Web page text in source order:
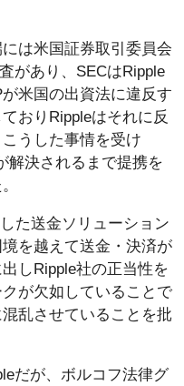
は米国証券取引委員会
があり、SECはRipple
米国の出資法に違反す
おりRippleはそれに反
うした事情を受け
解決されるまで提携を
た送金ソリューション
境を越えて送金・決済が
しRipple社の正当性を
が欠如していることで
乱させていることを批
だが、ボルコフ法律グ